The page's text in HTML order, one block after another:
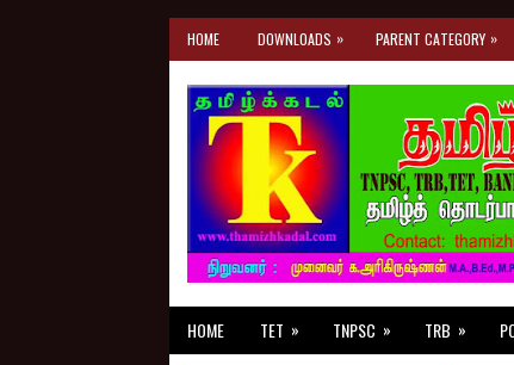
HOME DOWNLOADS » PARENT CATEGORY »
HOME TET » TNPSC » TRB »